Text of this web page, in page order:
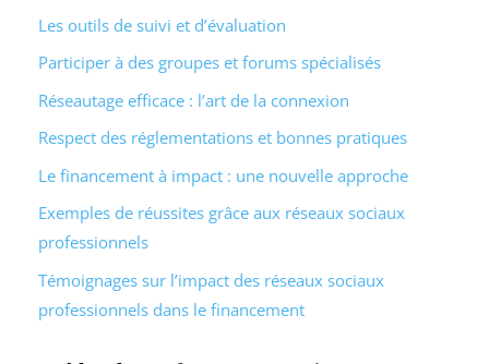
Les outils de suivi et d’évaluation
Participer à des groupes et forums spécialisés
Réseautage efficace : l’art de la connexion
Respect des réglementations et bonnes pratiques
Le financement à impact : une nouvelle approche
Exemples de réussites grâce aux réseaux sociaux
professionnels
Témoignages sur l’impact des réseaux sociaux
professionnels dans le financement